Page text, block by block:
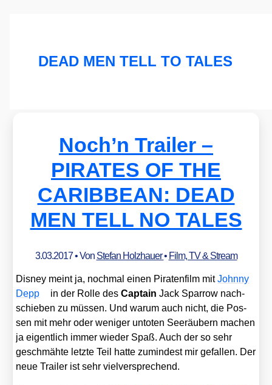
DEAD MEN TELL TO TALES
Noch’n Trailer –
PIRATES OF THE
CARIBBEAN: DEAD
MEN TELL NO TALES
3.03.2017• Von Stefan Holzhauer• Film, TV & Stream
Dis­ney meint ja, noch­mal einen Pira­ten­film mitJohn­ny
Depp
in der Rol­le desCap­tain Jack Spar­row nach­
schie­ben zu müs­sen. Und war­um auch nicht, die Pos­
sen mit mehr oder weni­ger unto­ten See­räu­bern machen
ja eigent­lich immer wie­der Spaß. Auch der so sehr
geschmäh­te letz­te Teil hat­te zumin­dest mir gefal­len. Der
neue Trai­ler ist sehr viel­ver­spre­chend.